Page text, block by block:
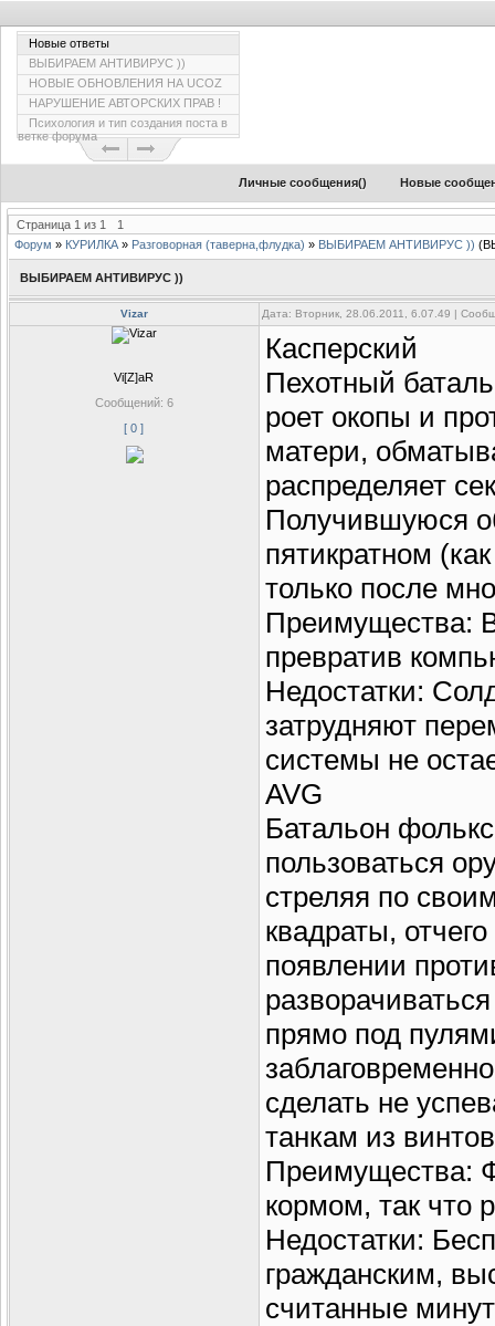
Новые ответы
ВЫБИРАЕМ АНТИВИРУС ))
НОВЫЕ ОБНОВЛЕНИЯ НА UCOZ
НАРУШЕНИЕ АВТОРСКИХ ПРАВ !
Психология и тип создания поста в
ветке форума
Личные сообщения() Новые
Страница 1 из 1
1
Форум » КУРИЛКА » Разговорная (таверна,флудка) » ВЫБИРАЕМ АНТИВИРУС ))
ВЫБИРАЕМ АНТИВИРУС ))
Vizar Дата: Вторник, 28.06.2011, 6.07.49 |
Vi[Z]aR
Сообщений: 6
[ 0 ]
Касперский
Пехотный
роет окопы и
матери,
распределяет
Получившуюся
пятикратном
только после
Преимущества:
превратив
Недостатки:
затрудняют
системы не
AVG
Батальон
пользоваться
стреляя по
квадраты,
появлении
прямо под
сделать не
танкам из
Преимущества:
кормом, так что
Недостатки:
гражданским,
считанные